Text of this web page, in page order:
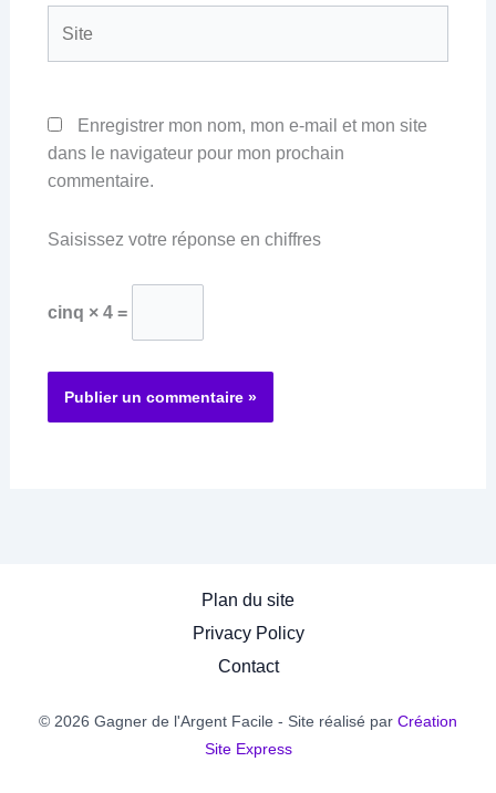
Enregistrer mon nom, mon e-mail et mon site
dans le navigateur pour mon prochain
commentaire.
Saisissez votre réponse en chiffres
cinq × 4 =
Plan du site
Privacy Policy
Contact
© 2026 Gagner de l'Argent Facile - Site réalisé par Création
Site Express